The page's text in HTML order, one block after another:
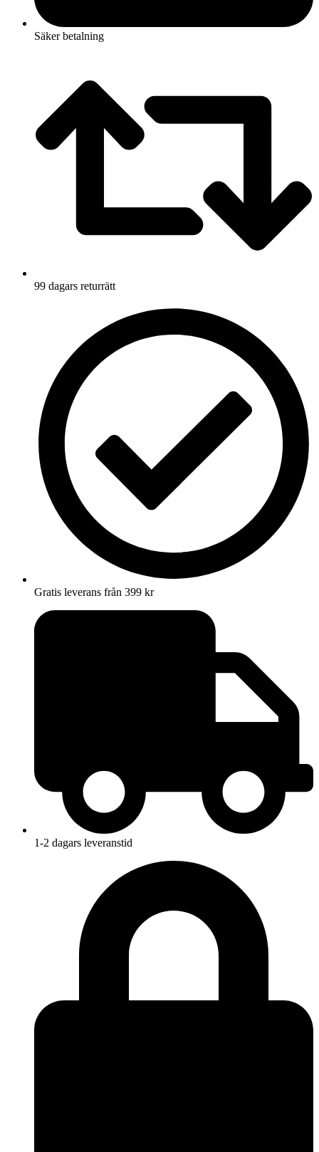
Säker betalning
99 dagars returrätt
Gratis leverans från 399 kr
1-2 dagars leveranstid